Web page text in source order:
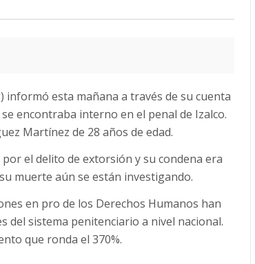
informó esta mañana a través de su cuenta
encontraba interno en el penal de Izalco.
Martínez de 28 años de edad.
el delito de extorsión y su condena era
muerte aún se están investigando.
en pro de los Derechos Humanos han
del sistema penitenciario a nivel nacional.
que ronda el 370%.